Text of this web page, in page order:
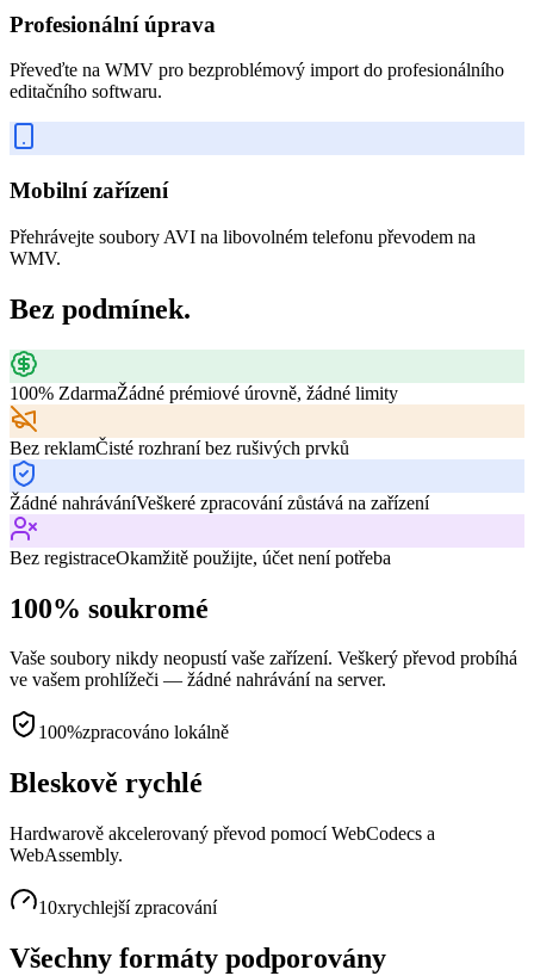
Profesionální úprava
Převeďte na WMV pro bezproblémový import do profesionálního
editačního softwaru.
Mobilní zařízení
Přehrávejte soubory AVI na libovolném telefonu převodem na
WMV.
Bez podmínek.
100% ZdarmaŽádné prémiové úrovně, žádné limity
Bez reklamČisté rozhraní bez rušivých prvků
Žádné nahráváníVeškeré zpracování zůstává na zařízení
Bez registraceOkamžitě použijte, účet není potřeba
100% soukromé
Vaše soubory nikdy neopustí vaše zařízení. Veškerý převod probíhá
ve vašem prohlížeči — žádné nahrávání na server.
100%zpracováno lokálně
Bleskově rychlé
Hardwarově akcelerovaný převod pomocí WebCodecs a
WebAssembly.
10xrychlejší zpracování
Všechny formáty podporovány